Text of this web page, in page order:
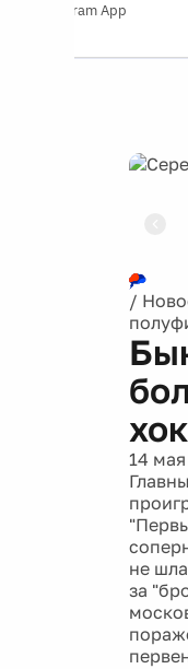
Telegram App
/
14
не
за